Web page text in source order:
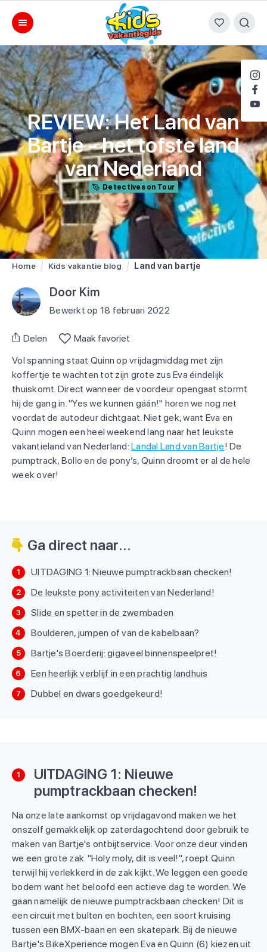
REVIEW: Het Land van
Bartje - het tofste land
van Nederland
Detectives on Tour
Home Kids vakantie blog Land van bartje
Door Kim
Bewerkt op 18 februari 2022
Delen
Maak favoriet
Vol spanning staat Quinn op vrijdagmiddag met zijn
koffertje te wachten tot zijn grote zus Eva éindelijk
thuiskomt. Direct wanneer de voordeur opengaat stormt
hij de gang in. "Yes we kunnen gáán!" horen we nog net
voordat de autodeur dichtgaat. Niet gek, want Eva en
Quinn mogen een heel weekend lang naar het leukste
vakantieland van Nederland: Landal Land van Bartje! De
pumptrack, Bollo en de pony’s, Quinn droomt er al de hele
week over!
Ga direct naar...
1 UITDAGING 1: Nieuwe pumptrackbaan checken!
2 De leukste pony activiteiten van Nederland!
3 Slide en spetter in de zwembaden
4 Boulderen, jumpen of van de kabelbaan?
5 Bartje's Boerderij: gigaveel binnenspeelpret!
6 Een heerlijk verblijf in een prachtig landhuis
7 Dubbel en dwars goedgekeurd!
1
UITDAGING 1: Nieuwe
pumptrackbaan checken!
Na onze late aankomst op vrijdagavond maken we het
onszelf gemakkelijk op zaterdagochtend door gebruik te
maken van Bartje's ontbijtservice. Voor onze deur vinden
we een grote zak. "Holy moly, dit is veel!", roept Quinn
terwijl hij verlekkerd in de zak kijkt. We leggen een goede
bodem want het beloofd een actieve dag te worden. We
gaan namelijk de nieuwe pumptrackbaan checken! Dit is
een circuit met bulten en bochten, een soort kruising
tussen een BMX-baan en een skatepark. Bij de nieuwe
Bartje's BikeXperience mogen Eva en Quinn (6) kiezen uit